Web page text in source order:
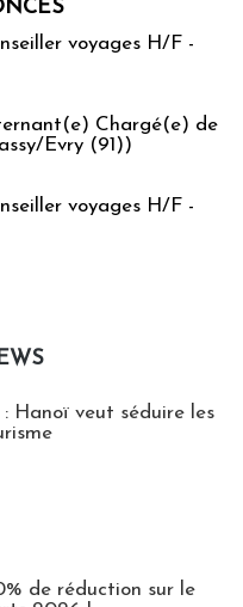
voyages H/F -
Chargé(e) de
Evry (91))
voyages H/F -
Hanoï veut séduire les
de réduction sur le